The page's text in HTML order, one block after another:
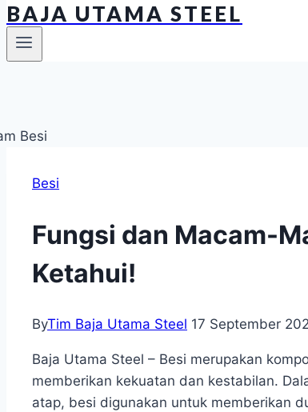
BAJA UTAMA STEEL
Besi
Fungsi dan Macam-
Ketahui!
ByTim Baja Utama Steel 17 September
Baja Utama Steel – Besi merupakan
memberikan kekuatan dan kestabilan.
atap, besi digunakan untuk memberikan